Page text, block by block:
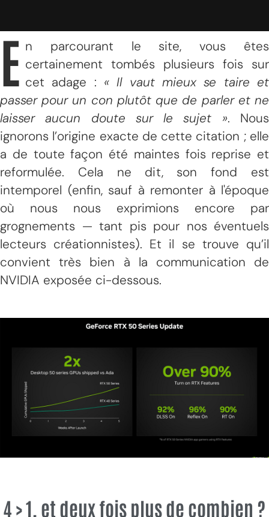
E n parcourant le site, vous êtes
certainement tombés plusieurs fois sur
cet adage : « Il vaut mieux se taire et
passer pour un con plutôt que de parler et ne
laisser aucun doute sur le sujet ». Nous
ignorons l’origine exacte de cette citation ; elle
a de toute façon été maintes fois reprise et
reformulée. Cela ne dit, son fond est
intemporel (enfin, sauf à remonter à l'époque
où nous nous exprimions encore par
grognements — tant pis pour nos éventuels
lecteurs créationnistes). Et il se trouve qu’il
convient très bien à la communication de
NVIDIA exposée ci-dessous.
4 > 1, et deux fois plus de combien ?